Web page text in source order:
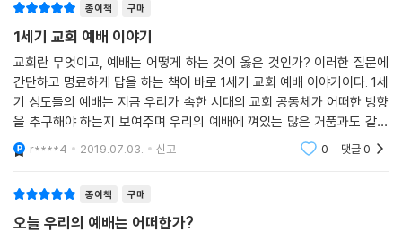
브리스가가 아굴라에게 물었다. “이 문제에 대해 바울이 무언가 말하지 않
았던가요?” 아굴라가 대답했다. “맞아요, 우리가 예전에 속해 있던 고린도
교회에 보낸 바울의 편지 가운데 하나에서 그가 무슨 말을 했었죠.”“어느
편지인지 기억나요?” 그는 잠시 곰곰이 생각하더니 말했다.“첫 번째 편지
에서 결혼과 독신 생활에 대해 말한 부분이었던 것 같아요. 침실에 있는 상
자에 다른 문서들과 함께 있을 거요. 미안하지만 좀 가져다줄래요?” 브리
스가가 방을 비운 사이에 아굴라가 내게 말했다. 바울은 로마 제국 전역에
택 연금된 상태로 유대에서 제기된 날조된 고소 사건에 대한 재판을 기다
지혜가 있으므로, 그런 문제에 대해 개인적으로 그와 상담하거나 그가 쓴
종이책 구매
1세기 교회 예배 이야기
교회란 무엇이고, 예배는 어떻게 하는 것이 옳은 것인가? 이러한 질문에
간단하고 명료하게 답을 하는 책이 바로 1세기 교회 예배 이야기이다. 1세
기 성도들의 예배는 지금 우리가 속한 시대의 교회 공동체가 어떠한 방향
을 추구해야 하는지 보여주며 우리의 예배에 껴있는 많은 거품과도 같은
형식들이 참으로 많은 불필요함에서 형성된 것임을 바라보게 된다. 또한
교회의 공동체를 구
r****4 2019.07.03. 신고 0 댓글0
종이책 구매
오늘 우리의 예배는 어떠한가?